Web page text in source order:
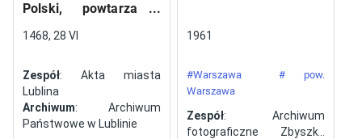
Polski, powtarza i
wystawiony w Lublinie,
Jana ze Szczekocin,
starostę
1468, 28 VI
Zespół: Akta miasta
Lublina
Archiwum: Archiwum
Państwowe w Lublinie
1961
#Warszawa
# pow.
Warszawa
Zespół: Archiwum
fotograficzne Zbyszka